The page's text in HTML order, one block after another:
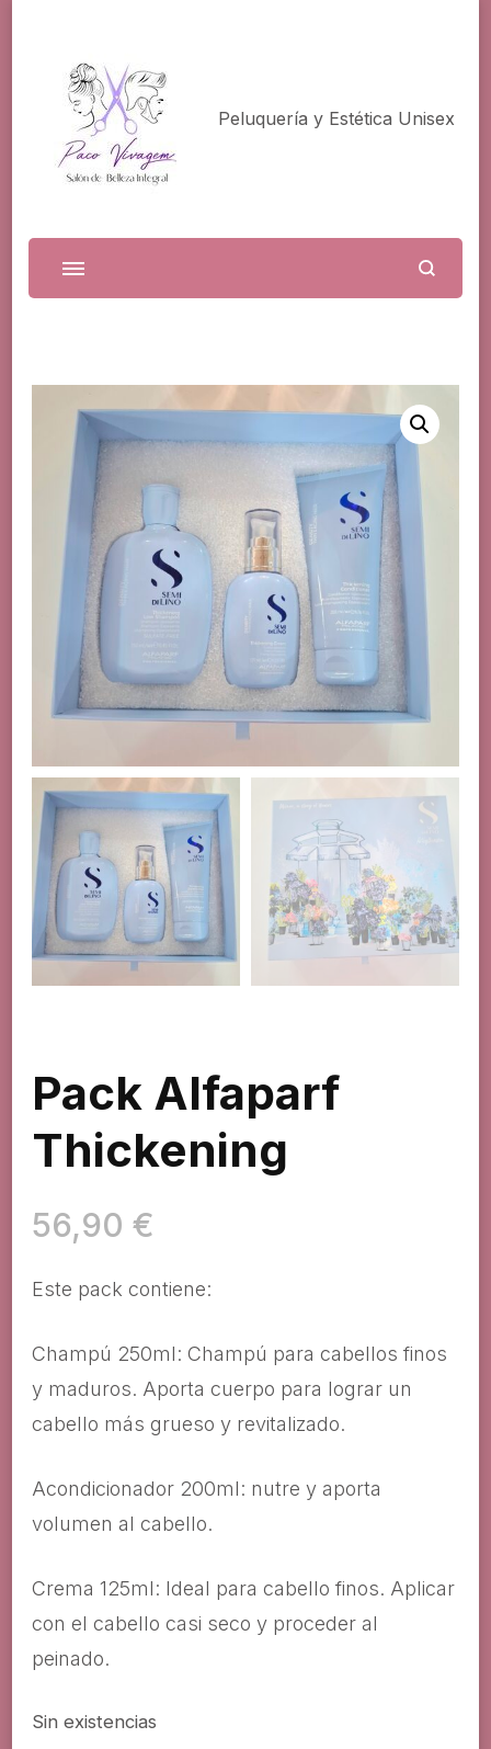
Peluquería y Estética Unisex
Pack Alfaparf
Thickening
56,90 €
Este pack contiene:
Champú 250ml: Champú para cabellos finos
y maduros. Aporta cuerpo para lograr un
cabello más grueso y revitalizado.
Acondicionador 200ml: nutre y aporta
volumen al cabello.
Crema 125ml: Ideal para cabello finos. Aplicar
con el cabello casi seco y proceder al
peinado.
Sin existencias